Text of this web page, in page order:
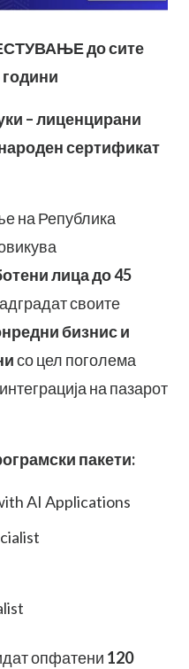
до сите
– лиценцирани
сертификат
на Република
лица до 45
своите
бизнис и
со цел поголема
на пазарот
пакети:
AI Applications
опфатени 120